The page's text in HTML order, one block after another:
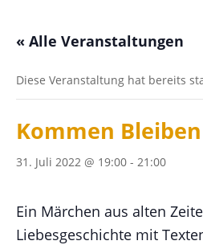
« Alle Veranstaltungen
Diese Veranstaltung hat bereits
Kommen
31. Juli 2022 @ 19:00 - 21:00
Ein Märchen aus alten
Liebesgeschichte mit